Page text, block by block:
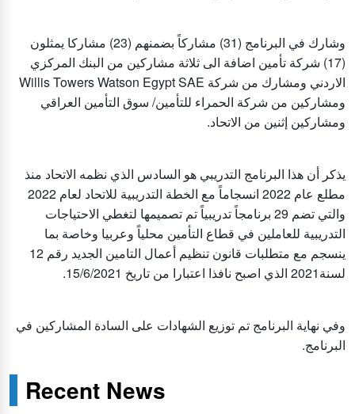
وشارك في البرنامج (31) مشاركاً بضمنهم (23) مشاركا يمثلون
(17) شركة تأمين اضافة الى ثلاثة مشاركين من البنك المركزي
الاردني ومشارك من شركة Willis Towers Watson Egypt SAE
ومشاركين من شركة الحمراء للتأمين/ سوق التأمين العراقي
ومشاركين إثنين من الاتحاد.
يذكر أن هذا البرنامج التدريبي هو السادس الذي نظمه الاتحاد منذ
مطلع عام 2022 انسجاماً مع الخطة التدريبية للاتحاد لعام 2022
والتي تضم 29 برنامجاً تدريبياً تم تصميمها لتغطي الاحتياجات
التدريبية للعاملين في قطاع التأمين محلياً وعربيا وخاصة بما
ينسجم مع متطلبات قانون تنظيم أعمال التامين الجديد رقم 12
لسنة2021 الذي اصبح نافذا اعتبارا من تاريخ 15/6/2021.
وفي نهاية البرنامج تم توزيع الشهادات على السادة المشاركين في
البرنامج.
Recent News